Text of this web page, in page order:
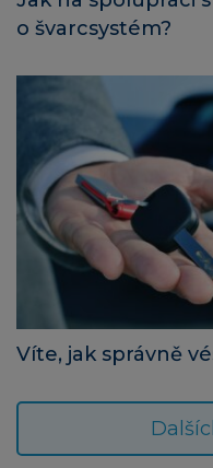
o švarcsystém?
Víte, jak správně